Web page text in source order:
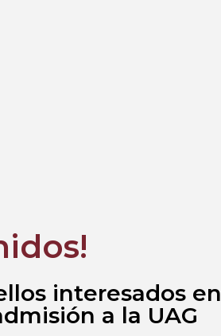
interesados en
a la UAG